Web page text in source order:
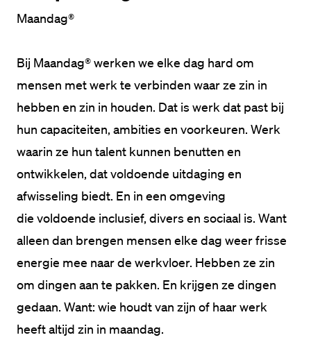
Maandag®
Bij Maandag® werken we elke dag hard om
mensen met werk te verbinden waar ze zin in
hebben en zin in houden. Dat is werk dat past bij
hun capaciteiten, ambities en voorkeuren. Werk
waarin ze hun talent kunnen benutten en
ontwikkelen, dat voldoende uitdaging en
afwisseling biedt. En in een omgeving
die voldoende inclusief, divers en sociaal is. Want
alleen dan brengen mensen elke dag weer frisse
energie mee naar de werkvloer. Hebben ze zin
om dingen aan te pakken. En krijgen ze dingen
gedaan. Want: wie houdt van zijn of haar werk
heeft altijd zin in maandag.​